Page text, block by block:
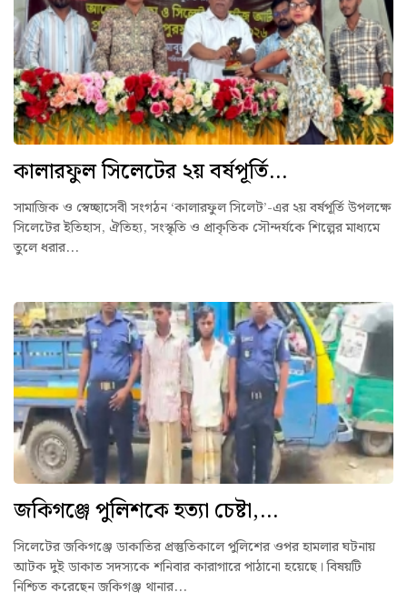
কালারফুল সিলেটের ২য় বর্ষপূর্তি...
সামাজিক ও স্বেচ্ছাসেবী সংগঠন ‘কালারফুল সিলেট’-এর ২য় বর্ষপূর্তি উপলক্ষে
সিলেটের ইতিহাস, ঐতিহ্য, সংস্কৃতি ও প্রাকৃতিক সৌন্দর্যকে শিল্পের মাধ্যমে
তুলে ধরার...
জকিগঞ্জে পুলিশকে হত্যা চেষ্টা,...
সিলেটের জকিগঞ্জে ডাকাতির প্রস্তুতিকালে পুলিশের ওপর হামলার ঘটনায়
আটক দুই ডাকাত সদস্যকে শনিবার কারাগারে পাঠানো হয়েছে। বিষয়টি
নিশ্চিত করেছেন জকিগঞ্জ থানার...